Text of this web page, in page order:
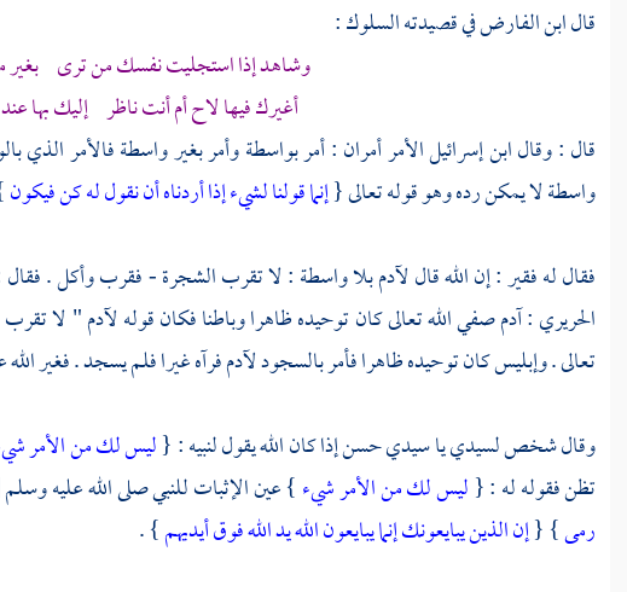
قال ابن الفارض في قصيدته السلوك :
وشاهد إذا استجليت نفسك من ترى بغير
أغيرك فيها لاح أم أنت ناظر إليك بها
قال : وقالابن إسرائيلالأمر أمران : أمر بواسطة وأمر بغير واسطة فالأمر الذي
واسطة لا يمكن رده وهو قوله تعالى {إنما قولنا لشيء إذا أردناه أن نقول له كن فيكون
فقال له فقير : إن الله قاللآدمبلا واسطة : لا تقرب الشجرة - فقرب وأكل .
الحريري:آدمصفي الله تعالى كان توحيده ظاهرا وباطنا فكان قولهلآدم" لا تقرب
تعالى . وإبليس كان توحيده ظاهرا فأمر بالسجودلآدمفرآه غيرا فلم يسجد . فغير
وقال شخص لسيدي يا سيدي حسن إذا كان الله يقول لنبيه : {ليس لك من الأمر
تظن فقوله له : {ليس لك من الأمر شيء} عين الإثبات للنبي صلى الله عليه وسلم
رمى} {إن الذين يبايعونك إنما يبايعون الله يد الله فوق أيديهم} .